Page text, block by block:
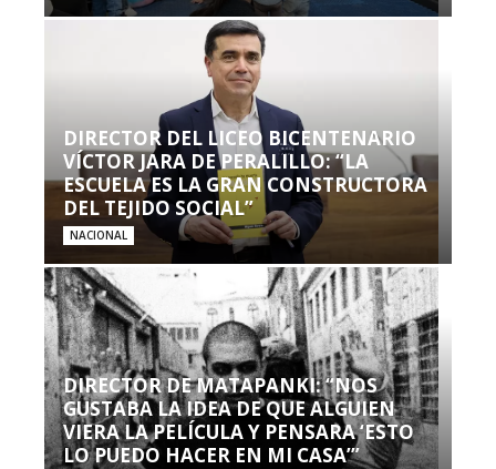
DIRECTOR DEL LICEO BICENTENARIO
VÍCTOR JARA DE PERALILLO: “LA
ESCUELA ES LA GRAN CONSTRUCTORA
DEL TEJIDO SOCIAL”
NACIONAL
DIRECTOR DE MATAPANKI: “NOS
GUSTABA LA IDEA DE QUE ALGUIEN
VIERA LA PELÍCULA Y PENSARA ‘ESTO
LO PUEDO HACER EN MI CASA’”